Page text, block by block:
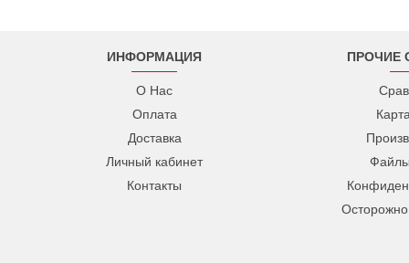
ИНФОРМАЦИЯ
О Нас
Оплата
Доставка
Личный кабинет
Контакты
ПРОЧИЕ